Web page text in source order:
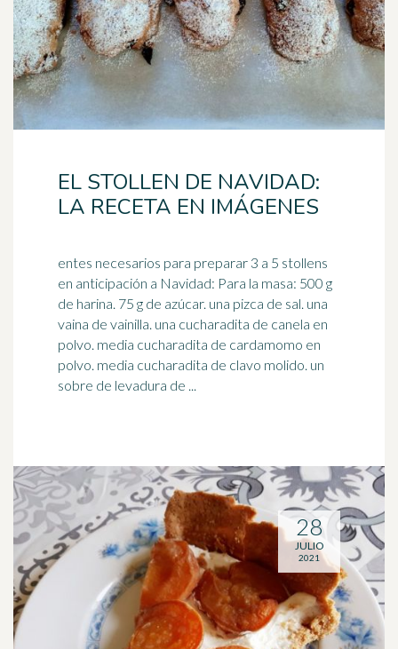
EL STOLLEN DE NAVIDAD:
LA RECETA EN IMÁGENES
entes necesarios para preparar 3 a 5 stollens
en anticipación a Navidad: Para la masa: 500 g
de harina. 75 g de azúcar. una pizca de sal. una
vaina de vainilla. una cucharadita de canela en
polvo. media cucharadita de cardamomo en
polvo. media cucharadita de clavo molido. un
sobre de levadura de ...
28
JULIO
2021